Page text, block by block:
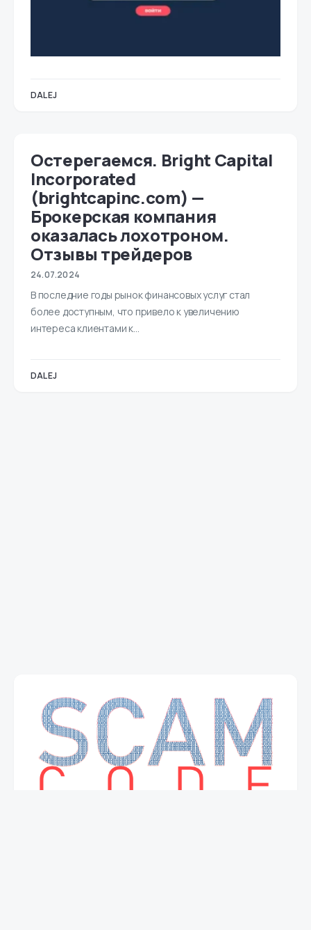
DALEJ
Остерегаемся. Bright Capital
Incorporated
(brightcapinc.com) —
Брокерская компания
оказалась лохотроном.
Отзывы трейдеров
24.07.2024
В последние годы рынок финансовых услуг стал
более доступным, что привело к увеличению
интереса клиентами к…
DALEJ